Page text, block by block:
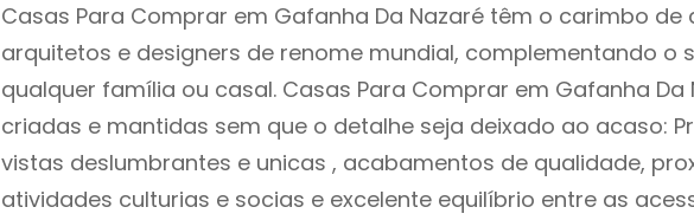
Casas Para Comprar em Gafanha Da Nazaré têm o carimbo de
arquitetos e designers de renome mundial, complementando o
qualquer família ou casal. Casas Para Comprar em Gafanha Da
criadas e mantidas sem que o detalhe seja deixado ao acaso:
vistas deslumbrantes e unicas , acabamentos de qualidade,
atividades culturias e socias e excelente equilíbrio entre as